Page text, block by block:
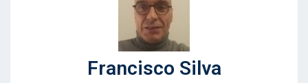
Francisco Silva